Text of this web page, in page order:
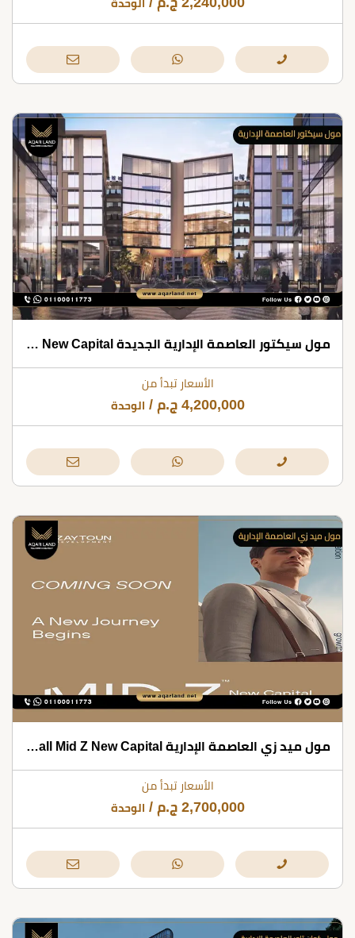
الوحدة
مول سيكتور العاصمة الإدارية الجديدة Mall Sector New Capital شركة موداد للتطوير العقاري
الأسعار تبدأ من
4,200,000 ج.م / الوحدة
مول ميد زي العاصمة الإدارية Mall Mid Z New Capital شركة زيتون للتطوير العقاري
الأسعار تبدأ من
2,700,000 ج.م / الوحدة